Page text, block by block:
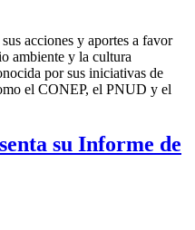
acciones y aportes a favor
ambiente y la cultura
por sus iniciativas de
el CONEP, el PNUD y el
su Informe de